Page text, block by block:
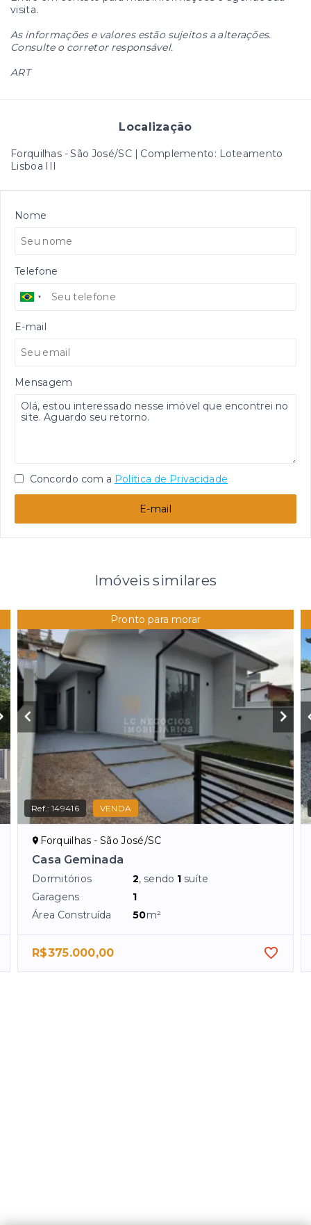
visita.
As informações e valores estão sujeitos a alterações.
Consulte o corretor responsável.
ART
Localização
Forquilhas - São José/SC | Complemento: Loteamento
Lisboa III
Nome
Telefone
E-mail
Mensagem
Concordo com a Política de Privacidade
E-mail
Imóveis similares
Pronto para morar
Ref.:149416 VENDA
Forquilhas - São José/SC
Casa Geminada
Dormitórios 2, sendo 1 suíte
Garagens
1
Área Construída
50m²
R$375.000,00